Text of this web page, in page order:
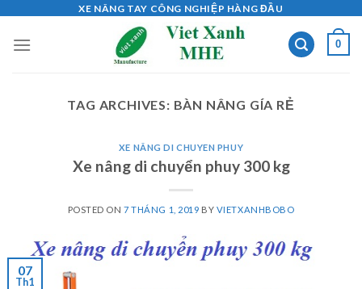
content
XE NÂNG TAY CÔNG NGHIỆP HÀNG ĐẦU
0
TAG ARCHIVES: BÀN NÂNG GÍA RẺ
XE NÂNG DI CHUYEN PHUY
Xe nâng di chuyển phuy 300 kg
POSTED ON7 THÁNG 1, 2019 BY VIETXANHBOBO
07
Th1